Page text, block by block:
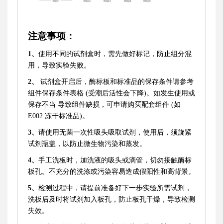
注意事项 ：
1、 使用不同的试剂盒时，需先做好标记，防止组分混
用，导致实验失败。
2、
试剂盒开启后，酶标板和标准品的保存条件请参考
组件保存条件表格 (受潮后活性会下降)。如发生使用或
保存不当 导致组件缺损，可申请购买配套组件 (如
E002 冻干标准品)。
3、 请使用无菌一次性吸头吸取试剂，使用后，须旋紧
试剂瓶盖，以防止微生物污染和蒸发。
4、 手工洗板时，加洗液的吸头或滴管，切勿接触酶标
板孔。不充分的洗涤或污染容易造成假阳性和高背景。
5、 检测过程中，请提前准备好下一步实验所需试剂，
洗板后及时将试剂加入板孔，防止板孔干燥，导致检测
失效。